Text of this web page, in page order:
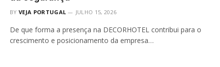
BY VEJA PORTUGAL JULHO 15, 2026
De que forma a presença na DECORHOTEL contribui para o
crescimento e posicionamento da empresa…